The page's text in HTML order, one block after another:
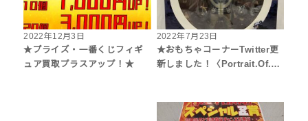
2022年12月3日
★プライズ・一番くじフィギ
ュア買取プラスアップ！★
2022年7月23日
★おもちゃコーナーTwitter更
新しました！〈Portrait.Of.…